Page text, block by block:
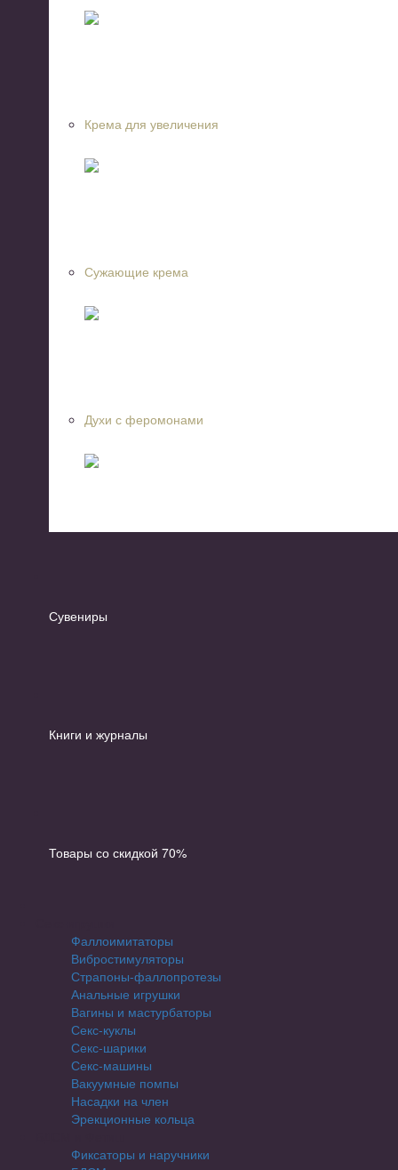
Крема для увеличения
Сужающие крема
Духи с феромонами
Сувениры
Книги и журналы
Товары со скидкой 70%
Фаллоимитаторы
Вибростимуляторы
Страпоны-фаллопротезы
Анальные игрушки
Вагины и мастурбаторы
Секс-куклы
Секс-шарики
Секс-машины
Вакуумные помпы
Насадки на член
Эрекционные кольца
Фиксаторы и наручники